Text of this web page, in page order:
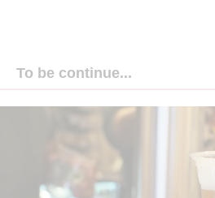
To be continue...